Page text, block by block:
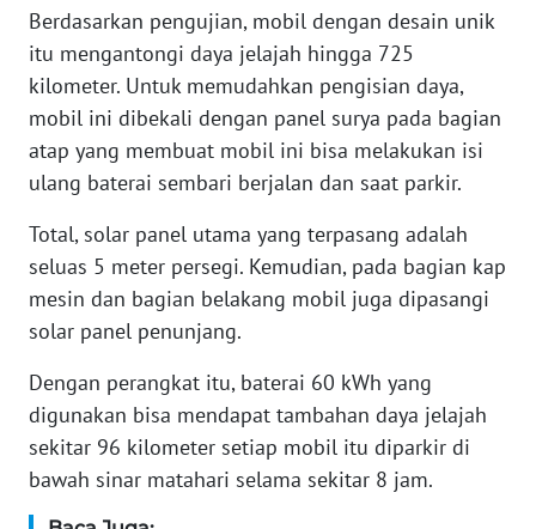
Berdasarkan pengujian, mobil dengan desain unik
itu mengantongi daya jelajah hingga 725
kilometer. Untuk memudahkan pengisian daya,
mobil ini dibekali dengan panel surya pada bagian
atap yang membuat mobil ini bisa melakukan isi
ulang baterai sembari berjalan dan saat parkir.
Total, solar panel utama yang terpasang adalah
seluas 5 meter persegi. Kemudian, pada bagian kap
mesin dan bagian belakang mobil juga dipasangi
solar panel penunjang.
Dengan perangkat itu, baterai 60 kWh yang
digunakan bisa mendapat tambahan daya jelajah
sekitar 96 kilometer setiap mobil itu diparkir di
bawah sinar matahari selama sekitar 8 jam.
WN
WN
JAKARTA
WN
WN
BANTEN
NTT
WN
KEPRI